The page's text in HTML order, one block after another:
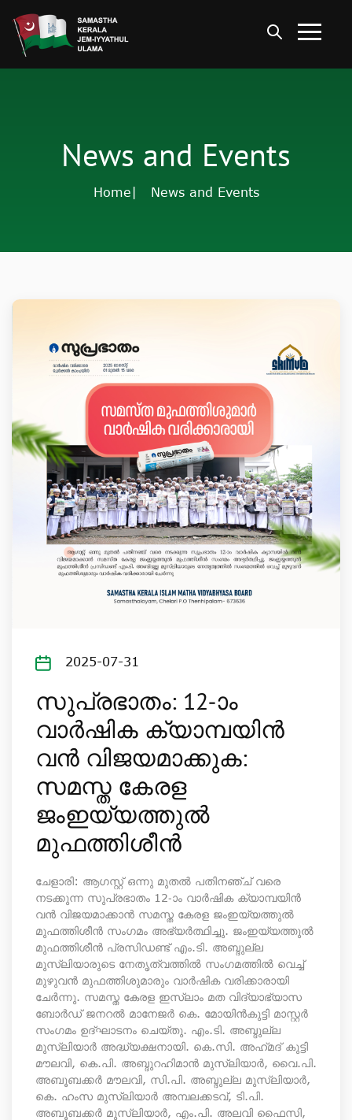
News and Events
Home | News and Events
2025-07-31
സുപ്രഭാതം: 12-ാം
വാര്‍ഷിക ക്യാമ്പയിന്‍
വന്‍ വിജയമാക്കുക:
സമസ്ത കേരള
ജംഇയ്യത്തുല്‍
മുഫത്തിശീന്‍
ചേളാരി: ആഗസ്റ്റ് ഒന്നു മുതല്‍ പതിനഞ്ച് വരെ
നടക്കുന്ന സുപ്രഭാതം 12-ാം വാര്‍ഷിക ക്യാമ്പയിന്‍
വന്‍ വിജയമാക്കാന്‍ സമസ്ത കേരള ജംഇയ്യത്തുല്‍
മുഫത്തിശീന്‍ സംഗമം അഭ്യര്‍ത്ഥിച്ചു. ജംഇയ്യത്തുല്‍
മുഫത്തിശീന്‍ പ്രസിഡണ്ട് എം.ടി. അബ്ദുല്ല
മുസ്‌ലിയാരുടെ നേതൃത്വത്തില്‍ സംഗമത്തില്‍ വെച്ച്
മുഴുവന്‍ മുഫത്തിശുമാരും വാര്‍ഷിക വരിക്കാരായി
ചേര്‍ന്നു. സമസ്ത കേരള ഇസ്‌ലാം മത വിദ്യാഭ്യാസ
ബോര്‍ഡ് ജനറല്‍ മാനേജര്‍ കെ. മോയിന്‍കുട്ടി മാസ്റ്റര്‍
സംഗമം ഉദ്ഘാടനം ചെയ്തു. എം.ടി. അബ്ദുല്ല
മുസ്‌ലിയാര്‍ അദ്ധ്യക്ഷനായി. കെ.സി. അഹ്‌മദ് കുട്ടി
മൗലവി, കെ.പി. അബ്ദുറഹിമാന്‍ മുസ്‌ലിയാര്‍, വൈ.പി.
അബൂബക്കര്‍ മൗലവി, സി.പി. അബ്ദുല്ല മുസ്‌ലിയാര്‍,
കെ. ഹംസ മുസ്‌ലിയാര്‍ അമ്പലക്കടവ്, ടി.പി.
അബൂബക്കര്‍ മുസ്‌ലിയാര്‍, എം.പി. അലവി ഫൈസി,